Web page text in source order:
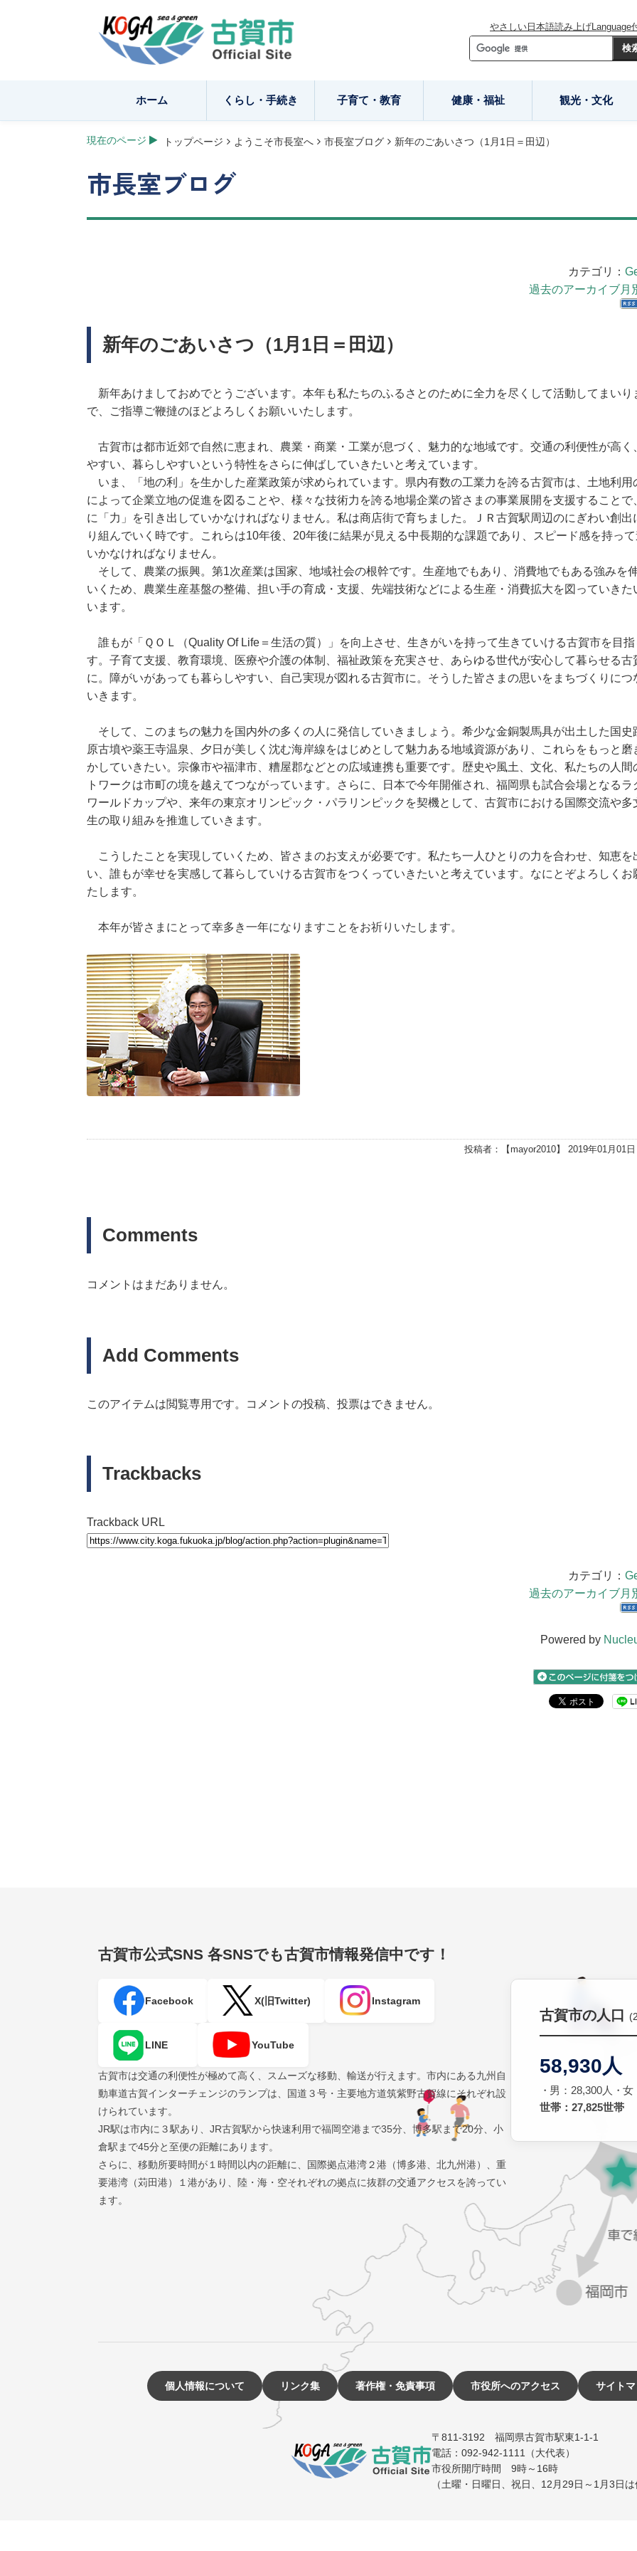
やさしい日本語読み上げLanguage
ホーム くらし・手続き 子育て・教育 健康・福祉 観光・文化
現在のページ トップページ ようこそ市長室へ 市長室ブログ 新年のごあいさつ（1月1日＝田辺）
市長室ブログ
カテゴリ：
過去のアーカイブ月
新年のごあいさつ（1月1日＝田辺）
新年あけましておめでとうございます。本年も私たちのふるさとのために全力を尽くして活動してまいり
で、ご指導ご鞭撻のほどよろしくお願いいたします。
古賀市は都市近郊で自然に恵まれ、農業・商業・工業が息づく、魅力的な地域です。交通の利便性が高く
やすい、暮らしやすいという特性をさらに伸ばしていきたいと考えています。
いま、「地の利」を生かした産業政策が求められています。県内有数の工業力を誇る古賀市は、土地利用
によって企業立地の促進を図ることや、様々な技術力を誇る地場企業の皆さまの事業展開を支援することで
に「力」を引き出していかなければなりません。私は商店街で育ちました。ＪＲ古賀駅周辺のにぎわい創出
り組んでいく時です。これらは10年後、20年後に結果が見える中長期的な課題であり、スピード感を持って
いかなければなりません。
そして、農業の振興。第1次産業は国家、地域社会の根幹です。生産地でもあり、消費地でもある強みを
いくため、農業生産基盤の整備、担い手の育成・支援、先端技術などによる生産・消費拡大を図っていきた
います。
誰もが「ＱＯＬ（Quality Of Life＝生活の質）」を向上させ、生きがいを持って生きていける古賀市を目指
す。子育て支援、教育環境、医療や介護の体制、福祉政策を充実させ、あらゆる世代が安心して暮らせる古
に。障がいがあっても暮らしやすい、自己実現が図れる古賀市に。そうした皆さまの思いをまちづくりにつ
いきます。
そして、このまちの魅力を国内外の多くの人に発信していきましょう。希少な金銅製馬具が出土した国史
原古墳や薬王寺温泉、夕日が美しく沈む海岸線をはじめとして魅力ある地域資源があり、これらをもっと磨
かしていきたい。宗像市や福津市、糟屋郡などとの広域連携も重要です。歴史や風土、文化、私たちの人間
トワークは市町の境を越えてつながっています。さらに、日本で今年開催され、福岡県も試合会場となるラ
ワールドカップや、来年の東京オリンピック・パラリンピックを契機として、古賀市における国際交流や多
生の取り組みを推進していきます。
こうしたことを実現していくため、皆さまのお支えが必要です。私たち一人ひとりの力を合わせ、知恵を
い、誰もが幸せを実感して暮らしていける古賀市をつくっていきたいと考えています。なにとぞよろしくお
たします。
本年が皆さまにとって幸多き一年になりますことをお祈りいたします。
投稿者：【mayor2010】 2019年01月01
Comments
コメントはまだありません。
Add Comments
このアイテムは閲覧専用です。コメントの投稿、投票はできません。
Trackbacks
Trackback URL
カテゴリ：
過去のアーカイブ月
Powered by
古賀市公式SNS 各SNSでも古賀市情報発信中です！
Facebook X(旧Twitter) Instagram
LINE YouTube
古賀市は交通の利便性が極めて高く、スムーズな移動、輸送が行えます。市内にある九州自
動車道古賀インターチェンジのランプは、国道３号・主要地方道筑紫野古賀線にそれぞれ設
けられています。
JR駅は市内に３駅あり、JR古賀駅から快速利用で福岡空港まで35分、博多駅まで20分、小
倉駅まで45分と至便の距離にあります。
さらに、移動所要時間が１時間以内の距離に、国際拠点港湾２港（博多港、北九州港）、重
要港湾（苅田港）１港があり、陸・海・空それぞれの拠点に抜群の交通アクセスを誇ってい
ます。
古賀市の人口
58,930人
男：28,300人
女
世帯：27,825世帯
個人情報について リンク集 著作権・免責事項 市役所へのアクセス サイト
〒811-3192 福岡県古賀市駅東1-1-1
電話：092-942-1111（大代表）
市役所開庁時間 9時～16時
（土曜・日曜日、祝日、12月29日～1月3日は